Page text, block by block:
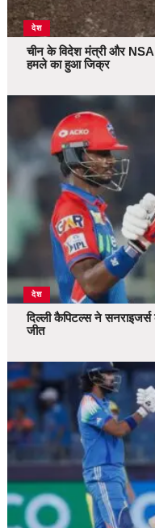
देश
चीन के विदेश मंत्री और NSA
हमले का हुआ जिक्र
देश
दिल्ली कैपिटल्स ने सनराइजर्स
जीत